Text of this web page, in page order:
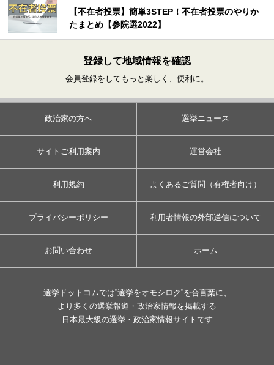
【不在者投票】簡単3STEP！不在者投票のやりか
たまとめ【参院選2022】
登録して地域情報を確認
会員登録をしてもっと楽しく、便利に。
政治家の方へ 選挙ニュース
サイトご利用案内 運営会社
利用規約 よくあるご質問（有権者向け）
プライバシーポリシー 利用者情報の外部送信について
お問い合わせ ホーム
選挙ドットコムでは”選挙をオモシロク”を合言葉に、
より多くの選挙報道・政治家情報を掲載する
日本最大級の選挙・政治家情報サイトです